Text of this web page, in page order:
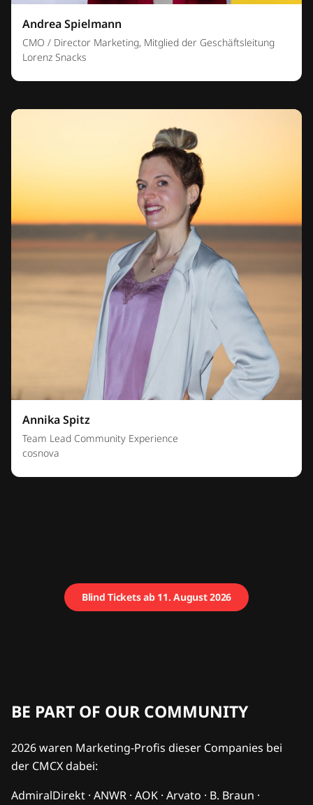
Andrea Spielmann
CMO / Director Marketing, Mitglied der Geschäftsleitung
Lorenz Snacks
Annika Spitz
Team Lead Community Experience
cosnova
Blind Tickets ab 11. August 2026
BE PART OF OUR COMMUNITY
2026 waren Marketing-Profis dieser Companies bei
der CMCX dabei:
AdmiralDirekt · ANWR · AOK · Arvato · B. Braun ·